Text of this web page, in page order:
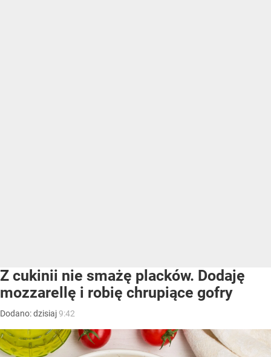
Z cukinii nie smażę placków. Dodaję
mozzarellę i robię chrupiące gofry
Dodano:dzisiaj9:42